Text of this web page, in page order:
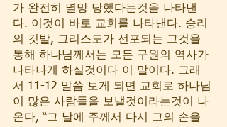
가 완전히 멸망 당했다는것을 나타낸
다. 이것이 바로 교회를 나타낸다. 승리
의 깃발, 그리스도가 선포되는 그것을
통해 하나님께서는 모든 구원의 역사가
나타나게 하실것이다 이 말이다. 그래
서 11-12 말씀 보게 되면 교회로 하나님
이 많은 사람들을 보낼것이라는것이 나
온다, “그 날에 주께서 다시 그의 손을